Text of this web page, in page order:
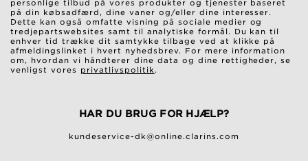
personlige tilbud på vores produkter og tjenester baseret
på din købsadfærd, dine vaner og/eller dine interesser.
Dette kan også omfatte visning på sociale medier og
tredjepartswebsites samt til analytiske formål. Du kan til
enhver tid trække dit samtykke tilbage ved at klikke på
afmeldingslinket i hvert nyhedsbrev. For mere information
om, hvordan vi håndterer dine data og dine rettigheder, se
venligst vores privatlivspolitik .
HAR DU BRUG FOR HJÆLP?
kundeservice-dk@online.clarins.com